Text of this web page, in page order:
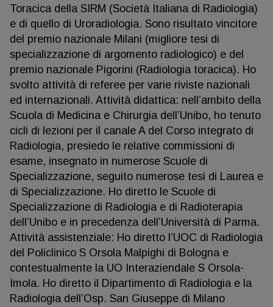
Toracica della SIRM (Società Italiana di Radiologia)
e di quello di Uroradiologia. Sono risultato vincitore
del premio nazionale Milani (migliore tesi di
specializzazione di argomento radiologico) e del
premio nazionale Pigorini (Radiologia toracica). Ho
svolto attività di referee per varie riviste nazionali
ed internazionali. Attività didattica: nell’ambito della
Scuola di Medicina e Chirurgia dell’Unibo, ho tenuto
cicli di lezioni per il canale A del Corso integrato di
Radiologia, presiedo le relative commissioni di
esame, insegnato in numerose Scuole di
Specializzazione, seguito numerose tesi di Laurea e
di Specializzazione. Ho diretto le Scuole di
Specializzazione di Radiologia e di Radioterapia
dell’Unibo e in precedenza dell’Università di Parma.
Attività assistenziale: Ho diretto l’UOC di Radiologia
del Policlinico S Orsola Malpighi di Bologna e
contestualmente la UO Interaziendale S Orsola-
Imola. Ho diretto il Dipartimento di Radiologia e la
Radiologia dell’Osp. San Giuseppe di Milano